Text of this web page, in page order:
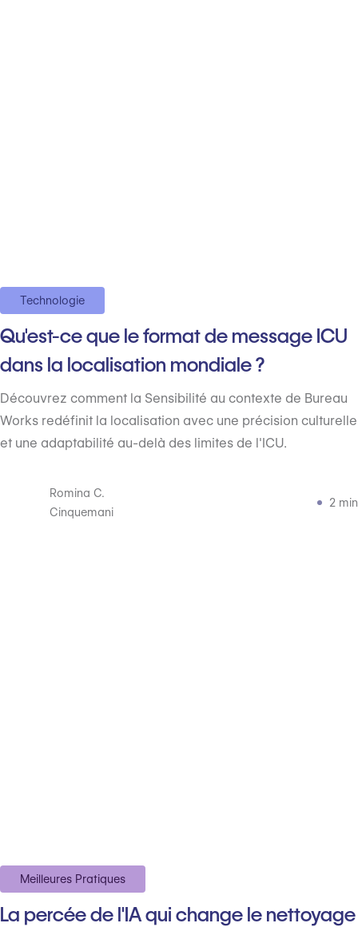
Technologie
Qu'est-ce que le format de message ICU
dans la localisation mondiale ?
Découvrez comment la Sensibilité au contexte de Bureau
Works redéfinit la localisation avec une précision culturelle
et une adaptabilité au-delà des limites de l'ICU.
Romina C.
Cinquemani
2 min
Meilleures Pratiques
La percée de l'IA qui change le nettoyage